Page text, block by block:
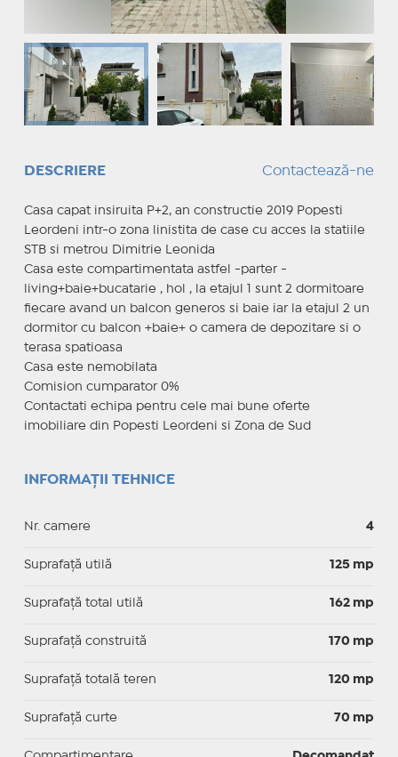
DESCRIERE Contactează-ne
Casa capat insiruita P+2, an constructie 2019 Popesti
Leordeni intr-o zona linistita de case cu acces la statiile
STB si metrou Dimitrie Leonida
Casa este compartimentata astfel -parter -
living+baie+bucatarie , hol , la etajul 1 sunt 2 dormitoare
fiecare avand un balcon generos si baie iar la etajul 2 un
dormitor cu balcon +baie+ o camera de depozitare si o
terasa spatioasa
Casa este nemobilata
Comision cumparator 0%
Contactati echipa pentru cele mai bune oferte
imobiliare din Popesti Leordeni si Zona de Sud
INFORMAȚII TEHNICE
Nr. camere 4
Suprafaţă utilă 125 mp
Suprafaţă total utilă 162 mp
Suprafaţă construită 170 mp
Suprafață totală teren 120 mp
Suprafaţă curte 70 mp